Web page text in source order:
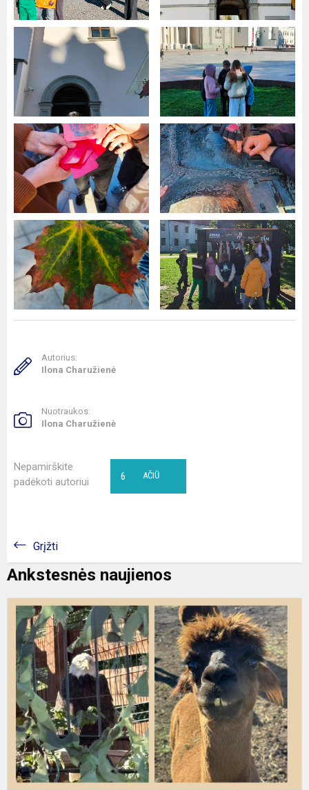
Autorius:
Ilona Charužienė
Nuotraukos:
Ilona Charužienė
Nepamirškite
padėkoti autoriui
AČIŪ
6
Grįžti
Ankstesnės naujienos